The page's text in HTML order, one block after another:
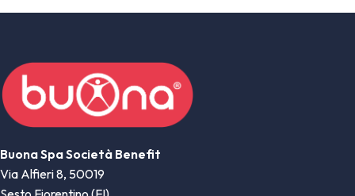
Buona Spa Società Benefit
Via Alfieri 8, 50019